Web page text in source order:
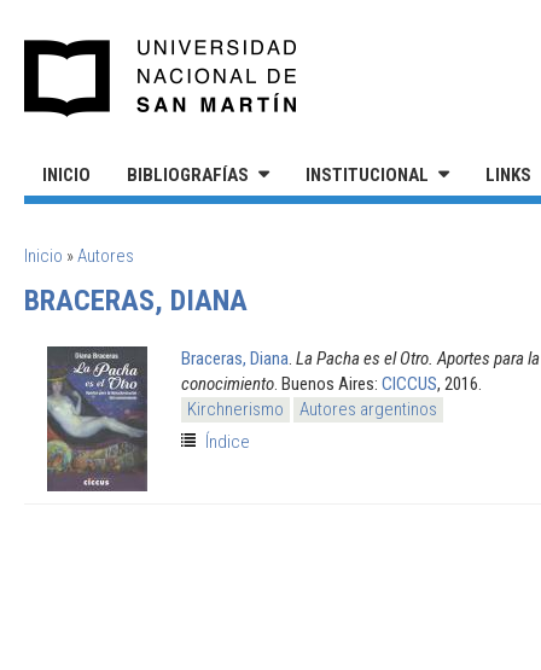
INICIO BIBLIOGRAFÍAS INSTITUCIONAL LINKS
SE ENCUENTRA USTED AQUÍ
Inicio »Autores
BRACERAS, DIANA
Braceras, Diana La Pacha es el Otro. Aportes para
conocimiento . Buenos Aires: CICCUS, 2016.
Kirchnerismo
Autores argentinos
Índice